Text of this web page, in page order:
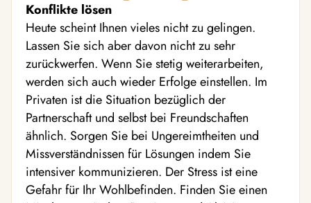
Konflikte lösen
Heute scheint Ihnen vieles nicht zu gelingen.
Lassen Sie sich aber davon nicht zu sehr
zurückwerfen. Wenn Sie stetig weiterarbeiten,
werden sich auch wieder Erfolge einstellen. Im
Privaten ist die Situation bezüglich der
Partnerschaft und selbst bei Freundschaften
ähnlich. Sorgen Sie bei Ungereimtheiten und
Missverständnissen für Lösungen indem Sie
intensiver kommunizieren. Der Stress ist eine
Gefahr für Ihr Wohlbefinden. Finden Sie einen